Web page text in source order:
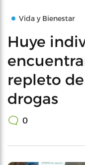
Vida y Bienestar
Huye
repleto
drogas
0